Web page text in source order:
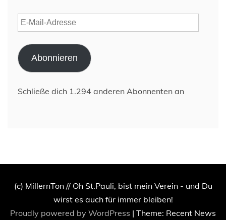
E-
Mail-
Adresse
Abonnieren
Schließe dich 1.294 anderen Abonnenten an
(c) MillernTon // Oh St.Pauli, bist mein Verein - und Du
wirst es auch für immer bleiben!
Proudly powered by WordPress | Theme: Recent News